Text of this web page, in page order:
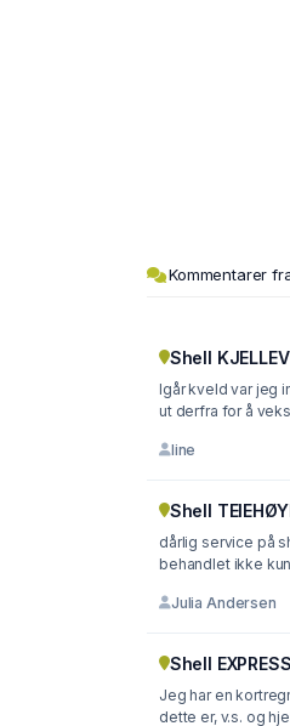
Kommentarer
Shell
Igår kveld var jeg
ut derfra for å
line
Shell
dårlig service på
behandlet ikke
Julia Andersen
Shell
Jeg har en
dette er, v.s. og